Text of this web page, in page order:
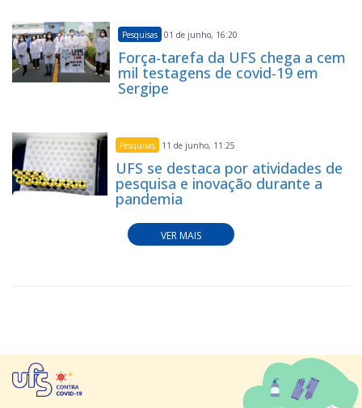
Pesquisas 01 de junho, 16:20
Força-tarefa da UFS chega a cem
mil testagens de covid-19 em
Sergipe
Pesquisas 11 de junho, 11:25
UFS se destaca por atividades de
pesquisa e inovação durante a
pandemia
VER MAIS